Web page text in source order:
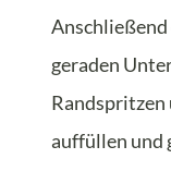
Anschließend
geraden
auffüllen und